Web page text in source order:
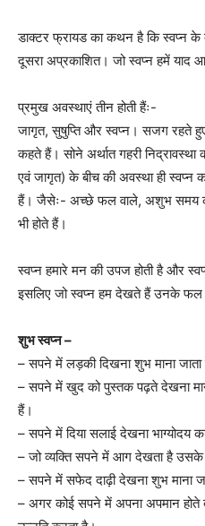
डाक्टर फ्रायड का कथन है कि स्वप्न
दूसरा अप्रकाशित। जो स्वप्न हमें याद
प्रमुख अवस्थाएं तीन होती हैंः-
जागृत, सुषुप्ति और स्वप्न। सजग रहते
कहते हैं। सोने अर्थात गहरी
एवं जागृत) के बीच की अवस्था ही स्वप्न
हैं। जैसेः- अच्छे फल वाले, अशुभ समय का
भी होते हैं।
स्वप्न हमारे मन की उपज होती है और
इसलिए जो स्वप्न हम देखते हैं उनके फल
शुभ स्वप्न –
– सपने में लड़की दिखना शुभ माना जाता
– सपने में खुद को पुस्तक पढ़ते देखना
हैं।
– सपने में दिया सलाई देखना भाग्योदय
– जो व्यक्ति सपने में आग देखता है उसके
– सपने में सफेद दाढ़ी देखना शुभ माना
– अगर कोई सपने में अपना अपमान होते